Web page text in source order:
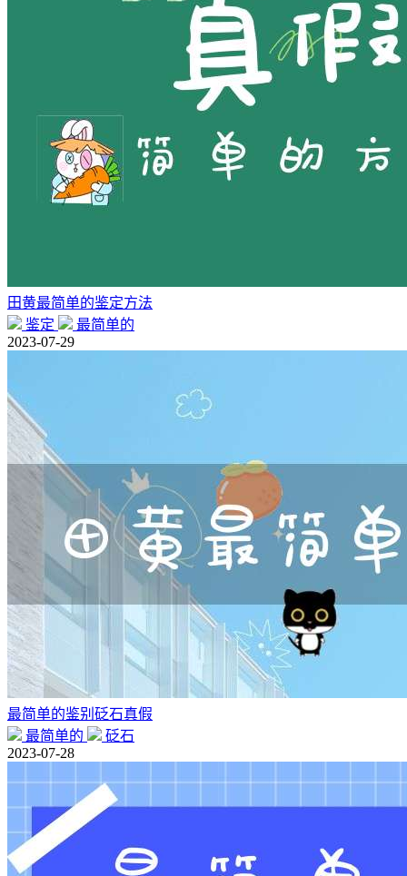
田黄最简单的鉴定方法
鉴定
最简单的
2023-07-29
最简单的鉴别砭石真假
最简单的
砭石
2023-07-28